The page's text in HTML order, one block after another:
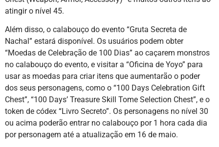
atingir o nível 45.
Além disso, o calabouço do evento “Gruta Secreta de
Nachal” estará disponível. Os usuários podem obter
“Moedas de Celebração de 100 Dias” ao caçarem monstros
no calabouço do evento, e visitar a “Oficina de Yoyo” para
usar as moedas para criar itens que aumentarão o poder
dos seus personagens, como o “100 Days Celebration Gift
Chest”, “100 Days’ Treasure Skill Tome Selection Chest”, e o
token de códex “Livro Secreto”. Os personagens no nível 30
ou acima poderão entrar no calabouço por 1 hora cada dia
por personagem até a atualização em 16 de maio.